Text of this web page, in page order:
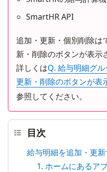
SmartHR API
追加・更新・個別削除は
新・削除のボタンが表示
詳しくはQ. 給与明細グ
更新・削除のボタンが表
参照してください。
目次
給与明細を追加・更新
1. ホームにあるア